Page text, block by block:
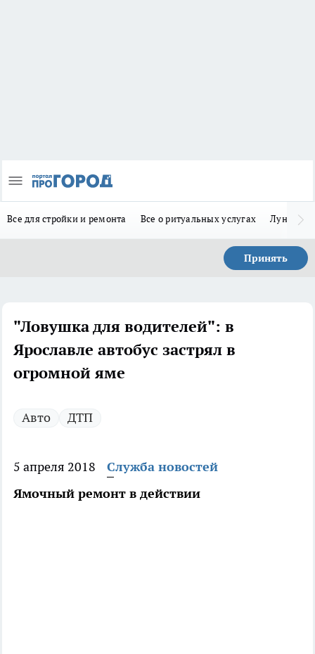
Все для стройки и ремонта Все о ритуальных услугах Лунно-
Принять
"Ловушка для водителей": в
Ярославле автобус застрял в
огромной яме
Авто ДТП
5 апреля 2018
Служба новостей
Ямочный ремонт в действии